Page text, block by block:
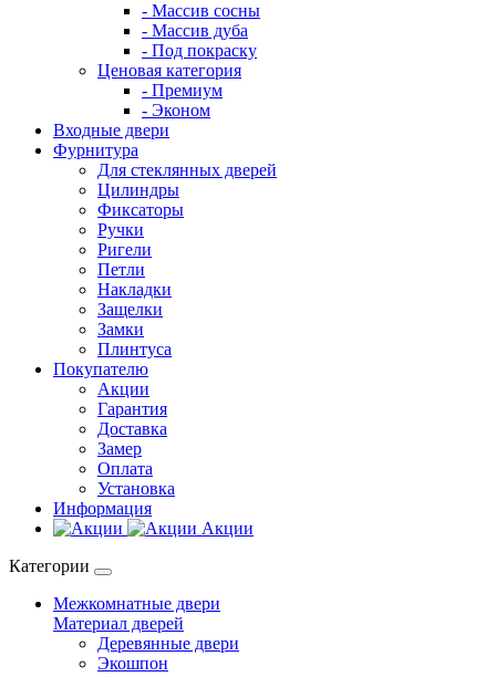
- Массив сосны
- Массив дуба
- Под покраску
Ценовая категория
- Премиум
- Эконом
Входные двери
Фурнитура
Для стеклянных дверей
Цилиндры
Фиксаторы
Ручки
Ригели
Петли
Накладки
Защелки
Замки
Плинтуса
Покупателю
Акции
Гарантия
Доставка
Замер
Оплата
Установка
Информация
Акции
Категории
Межкомнатные двери
Материал дверей
Деревянные двери
Экошпон